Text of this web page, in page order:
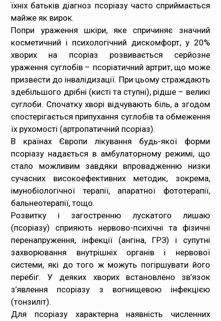
їхніх батьків діагноз псоріазу часто сприймається
майже як вирок.
Попри ураження шкіри, яке спричиняє значний
косметичний і психологічний дискомфорт, у 20%
хворих на псоріаз розвивається серйозне
ураження суглобів – псоріатичний артрит, що може
призвести до інвалідизації. При цьому страждають
здебільшого дрібні (кисті та ступні), рідше – великі
суглоби. Спочатку хворі відчувають біль, а згодом
спостерігається припухання суглобів та обмеження
їх рухомості (артропатичний псоріаз).
В країнах Європи лікування будь-якої форми
псоріазу надається в амбулаторному режимі, що
стало можливим завдяки впровадженню низки
сучасних високоефективних методик, зокрема,
імунобіологічної терапії, апаратної фототерапії,
бальнеотерапії, тощо.
Розвитку і загостренню лускатого лишаю
(псоріазу) сприяють нервово-психічні та фізичні
перенапруження, інфекції (ангіна, ГРЗ) і супутні
захворювання внутрішніх органів і нервової
системи, які до того ж можуть погіршувати його
перебіг. У деяких хворих встановлено зв’язок
з’явлення псоріазу з вогнищевою інфекцією
(тонзиліт).
Для псоріазу характерна наявність численних